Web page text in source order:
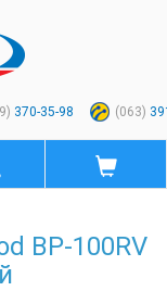
370-35-98 (063)
BP-100RV